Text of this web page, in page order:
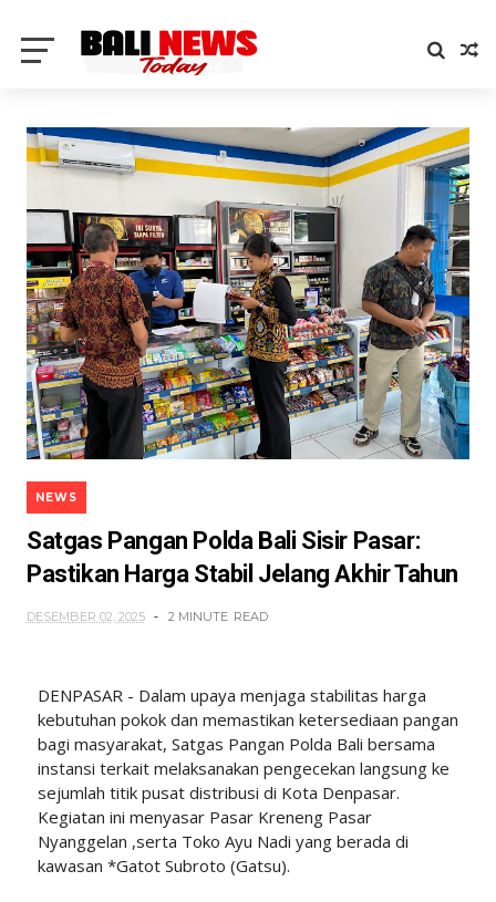
NEWS
Satgas Pangan Polda Bali Sisir Pasar:
Pastikan Harga Stabil Jelang Akhir Tahun
DESEMBER 02, 2025 2 MINUTE READ
DENPASAR - Dalam upaya menjaga stabilitas harga
kebutuhan pokok dan memastikan ketersediaan pangan
bagi masyarakat, Satgas Pangan Polda Bali bersama
instansi terkait melaksanakan pengecekan langsung ke
sejumlah titik pusat distribusi di Kota Denpasar.
Kegiatan ini menyasar Pasar Kreneng Pasar
Nyanggelan ,serta Toko Ayu Nadi yang berada di
kawasan *Gatot Subroto (Gatsu).